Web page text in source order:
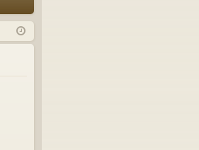
riv
iti